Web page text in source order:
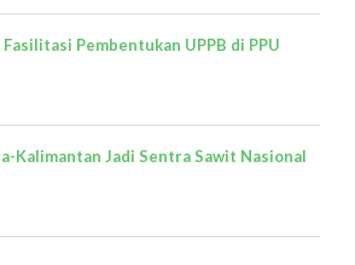
Pembentukan UPPB di PPU
Kalimantan Jadi Sentra Sawit Nasional